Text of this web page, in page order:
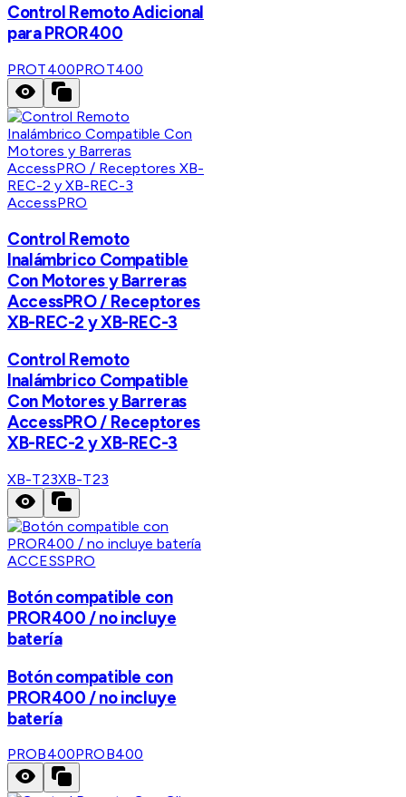
Control Remoto Adicional
para PROR400
PROT400PROT400
AccessPRO
Control Remoto
Inalámbrico Compatible
Con Motores y Barreras
AccessPRO / Receptores
XB-REC-2 y XB-REC-3
Control Remoto
Inalámbrico Compatible
Con Motores y Barreras
AccessPRO / Receptores
XB-REC-2 y XB-REC-3
XB-T23XB-T23
ACCESSPRO
Botón compatible con
PROR400 / no incluye
batería
Botón compatible con
PROR400 / no incluye
batería
PROB400PROB400